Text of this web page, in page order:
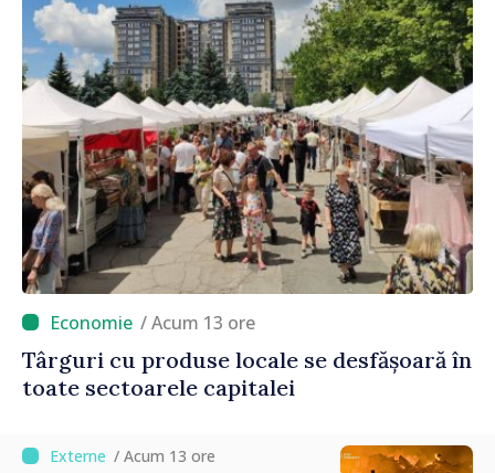
/ Acum 13 ore
Târguri cu produse locale se desfășoară în
toate sectoarele capitalei
/ Acum 13 ore